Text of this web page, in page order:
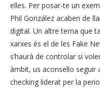
elles. Per posar-te un
Phil González acaben de
digital. Un altre tema que
xarxes és el de les Fake
s’haurà de controlar si
àmbit, us aconsello
checking liderat per la